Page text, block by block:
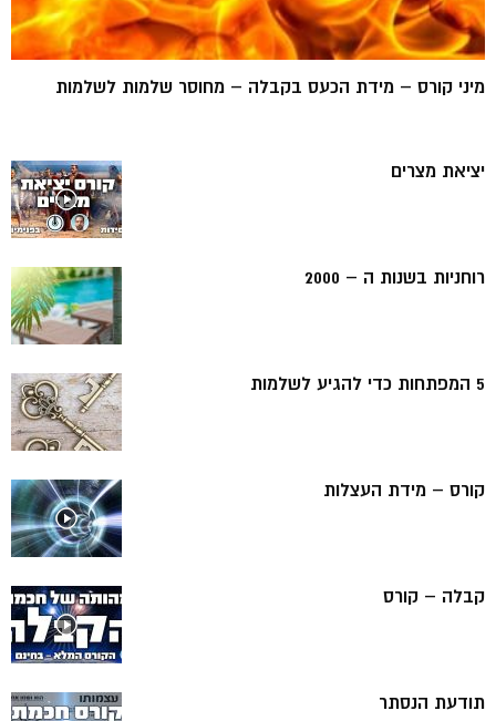
מיני קורס – מידת הכעס בקבלה – מחוסר שלמות לשלמות
יציאת מצרים
רוחניות בשנות ה – 2000
5 המפתחות כדי להגיע לשלמות
קורס – מידת העצלות
קבלה – קורס
תודעת הנסתר